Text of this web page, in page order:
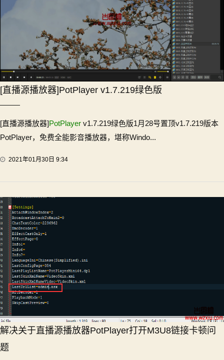
[直播源播放器]PotPlayer v1.7.219绿色版
[直播源播放器]PotPlayer v1.7.219绿色版1月28号置顶v1.7.219版本
PotPlayer，免费全能影音播放器，堪称Windo...
2021年01月30日 9:34
解决关于直播源播放器PotPlayer打开M3U8链接卡顿问
题